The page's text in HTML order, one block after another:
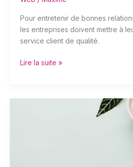
Pour entretenir de bonnes
les entreprises doivent mettre à
service client de qualité.
Lire la suite »